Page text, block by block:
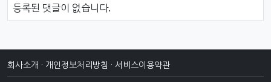
댓글목록
등록된 댓글이 없습니다.
회사소개 · 개인정보처리방침 · 서비스이용약관